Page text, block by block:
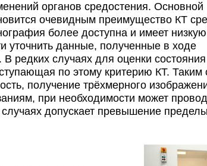
органов средостения. Основной
очевидным преимущество КТ
более доступна и имеет
уточнить данные, полученные в ходе
редких случаях для оценки
по этому критерию КТ. Таким
получение трёхмерного
при необходимости может
допускает превышение